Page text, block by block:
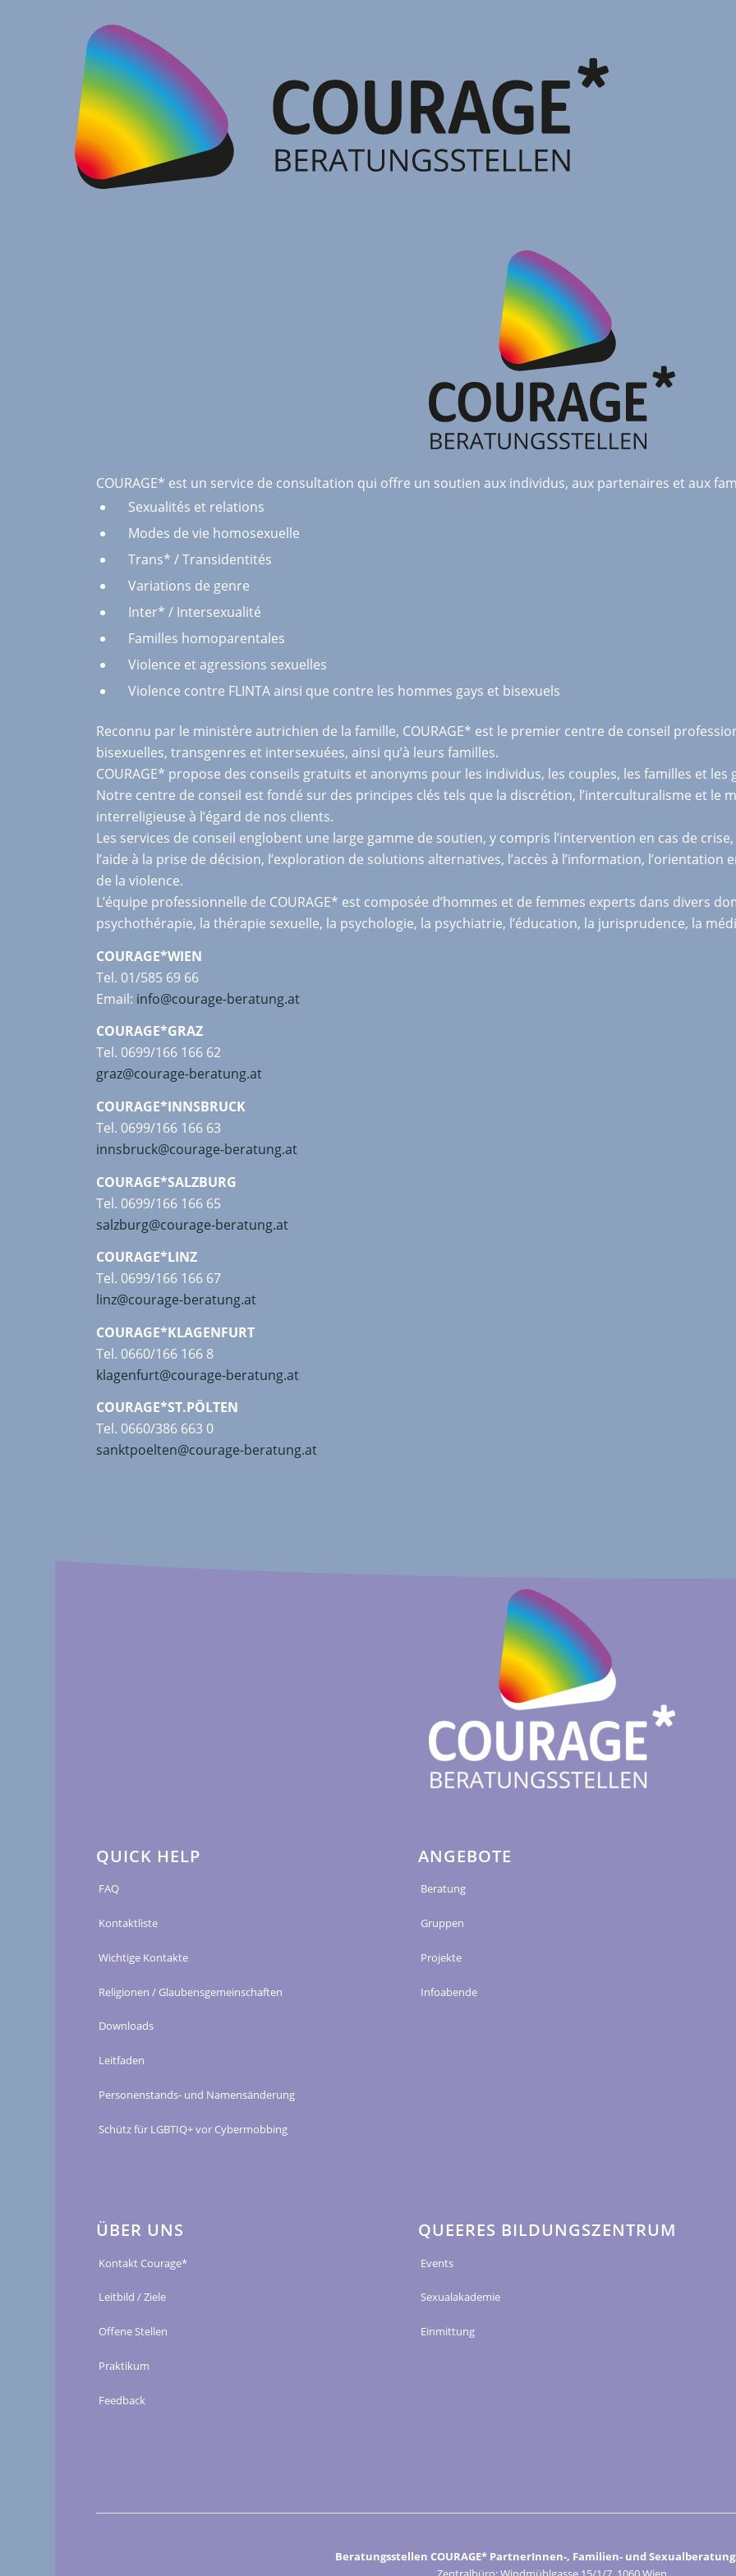
COURAGE* est un service de consultation qui offre un soutien aux individus, aux partenaires et aux
Sexualités et relations
Modes de vie homosexuelle
Trans* / Transidentités
Variations de genre
Inter* / Intersexualité
Familles homoparentales
Violence et agressions sexuelles
Violence contre FLINTA ainsi que contre les hommes gays et bisexuels
Reconnu par le ministère autrichien de la famille, COURAGE* est le premier centre de conseil
bisexuelles, transgenres et intersexuées, ainsi qu’à leurs familles.
COURAGE* propose des conseils gratuits et anonyms pour les individus, les couples, les familles et les
Notre centre de conseil est fondé sur des principes clés tels que la discrétion, l’interculturalisme et le
interreligieuse à l’égard de nos clients.
Les services de conseil englobent une large gamme de soutien, y compris l’intervention en cas de
l’aide à la prise de décision, l’exploration de solutions alternatives, l’accès à l’information,
de la violence.
L’équipe professionnelle de COURAGE* est composée d’hommes et de femmes experts dans divers
psychothérapie, la thérapie sexuelle, la psychologie, la psychiatrie, l’éducation, la jurisprudence, la
COURAGE*WIEN
Tel. 01/585 69 66
Email: info@courage-beratung.at
COURAGE*GRAZ
Tel. 0699/166 166 62
graz@courage-beratung.at
COURAGE*INNSBRUCK
Tel. 0699/166 166 63
innsbruck@courage-beratung.at
COURAGE*SALZBURG
Tel. 0699/166 166 65
salzburg@courage-beratung.at
COURAGE*LINZ
Tel. 0699/166 166 67
linz@courage-beratung.at
COURAGE*KLAGENFURT
Tel. 0660/166 166 8
klagenfurt@courage-beratung.at
COURAGE*ST.PÖLTEN
Tel. 0660/386 663 0
sanktpoelten@courage-beratung.at
QUICK HELP
FAQ
Kontaktliste
Wichtige Kontakte
Religionen / Glaubensgemeinschaften
Downloads
Leitfaden
Personenstands- und Namensänderung
Schütz für LGBTIQ+ vor Cybermobbing
ANGEBOTE
Beratung
Gruppen
Projekte
Infoabende
ÜBER UNS
Kontakt Courage*
Leitbild / Ziele
Offene Stellen
Praktikum
Feedback
QUEERES BILDUNGSZENTRUM
Events
Sexualakademie
Einmittung
Beratungsstellen COURAGE* PartnerInnen-, Familien- und